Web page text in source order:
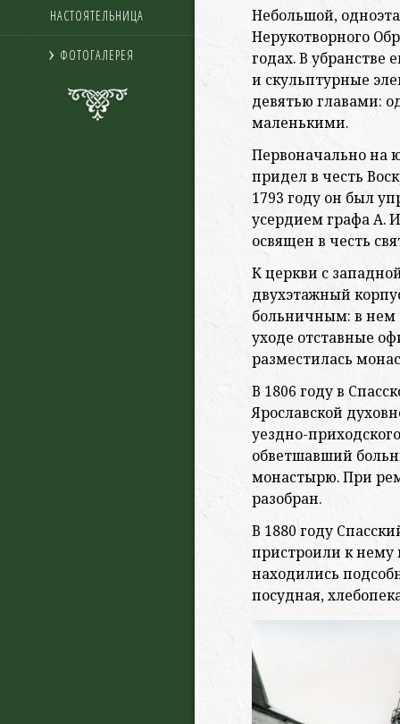
НАСТОЯТЕЛЬНИЦА
ФОТОГАЛЕРЕЯ
Небольшой,
Нерукотворного
годах. В убранстве
и скульптурные
девятью главами:
маленькими.
Первоначально на
придел в честь
1793 году он был
усердием графа А.
освящен в честь
К церкви с
двухэтажный
больничным: в нем
уходе отставные
разместилась
В 1806 году в
Ярославской
уездно-
обветшавший
монастырю. При
разобран.
В 1880 году
пристроили к нему
находились
посудная,